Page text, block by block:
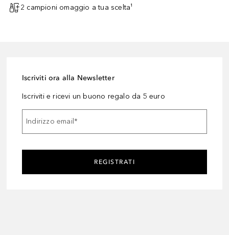
2 campioni omaggio a tua scelta¹
Iscriviti ora alla Newsletter
Iscriviti e ricevi un buono regalo da 5 euro
Indirizzo email*
REGISTRATI